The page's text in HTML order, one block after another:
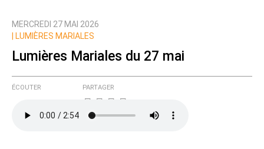
MERCREDI 27 MAI 2026
LUMIÈRES MARIALES
Lumières Mariales du 27 mai
ÉCOUTER PARTAGER